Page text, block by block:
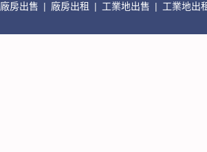
廠房出售 | 廠房出租 | 工業地出售 | 工業地出